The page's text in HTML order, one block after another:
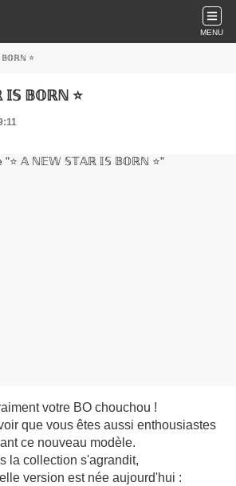
MENU
⭐️
𝔹𝕆ℝℕ ⭐️
votre BO chouchou !
que vous êtes aussi enthousiastes
ce nouveau modèle.
la collection s'agrandit,
version est née aujourd'hui :